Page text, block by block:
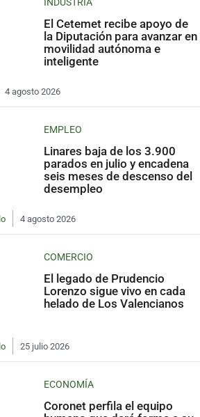
INDUSTRIA
El Cetemet recibe apoyo de
la Diputación para avanzar en
movilidad autónoma e
inteligente
4 agosto 2026
EMPLEO
Linares baja de los 3.900
parados en julio y encadena
seis meses de descenso del
desempleo
4 agosto 2026
COMERCIO
El legado de Prudencio
Lorenzo sigue vivo en cada
helado de Los Valencianos
25 julio 2026
ECONOMÍA
Coronet perfila el equipo